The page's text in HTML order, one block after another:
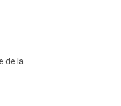
de la